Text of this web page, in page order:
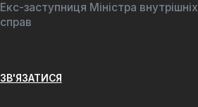
Екс-заступниця Міністра внутрішніх
справ
ЗВ'ЯЗАТИСЯ